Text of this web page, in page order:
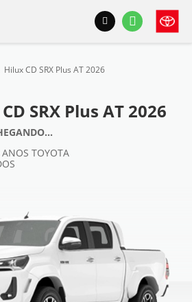
Hilux CD SRX Plus AT 2026
SRX Plus AT 2026
TOYOTA